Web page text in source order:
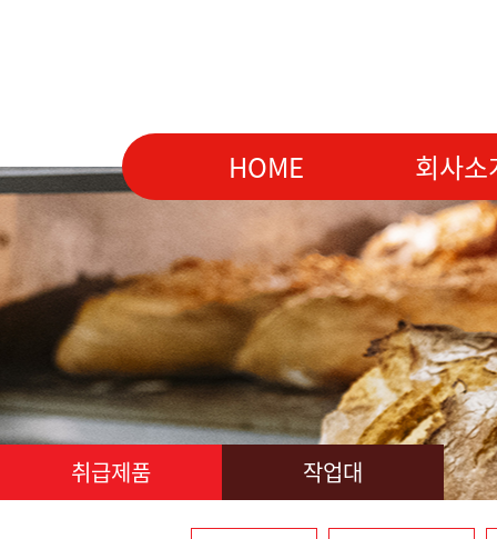
HOME 회사소
취급제품 작업대